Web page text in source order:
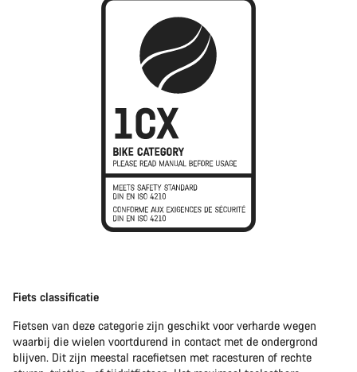
Fiets classificatie
Fietsen van deze categorie zijn geschikt voor verharde wegen
waarbij die wielen voortdurend in contact met de ondergrond
blijven. Dit zijn meestal racefietsen met racesturen of rechte